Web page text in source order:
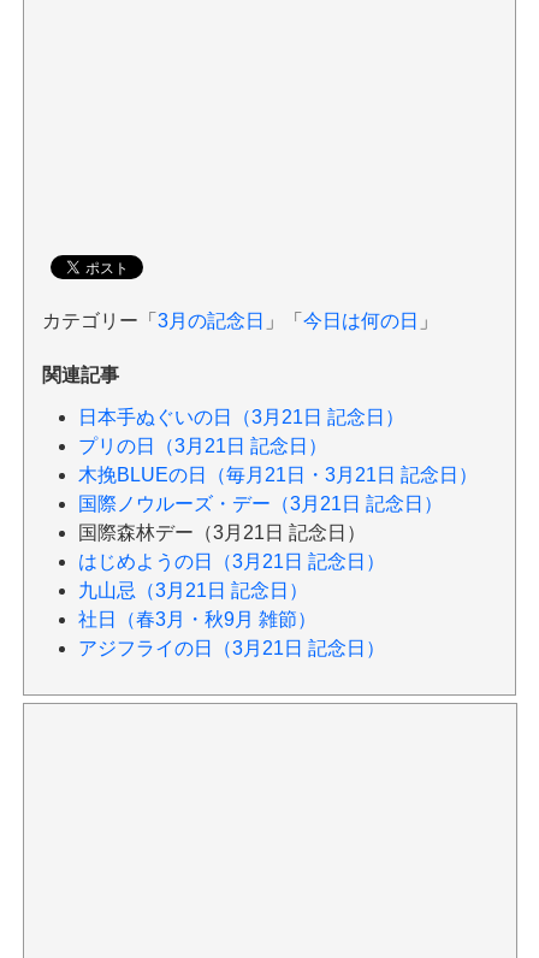
カテゴリー「 3月の記念日 」「 今日は何の日 」
関連記事
日本手ぬぐいの日（3月21日 記念日）
プリの日（3月21日 記念日）
木挽BLUEの日（毎月21日・3月21日 記念日）
国際ノウルーズ・デー（3月21日 記念日）
国際森林デー（3月21日 記念日）
はじめようの日（3月21日 記念日）
九山忌（3月21日 記念日）
社日（春3月・秋9月 雑節）
アジフライの日（3月21日 記念日）